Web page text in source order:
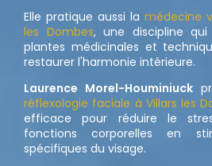
Elle pratique aussi la médecine
les Dombes, une discipline qui
plantes médicinales et
restaurer l'harmonie intérieure.
Laurence Morel-Houminiuck
réflexologie faciale à Villars les
efficace pour réduire le
fonctions corporelles en
spécifiques du visage.